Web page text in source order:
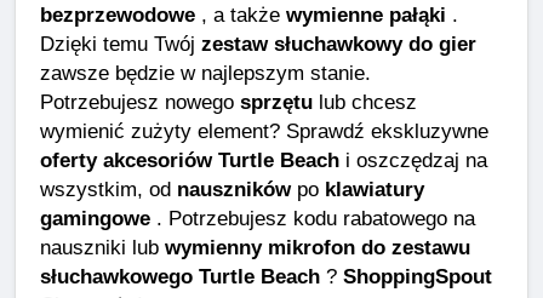
bezprzewodowe , a także wymienne pałąki .
Dzięki temu Twój zestaw słuchawkowy do gier
zawsze będzie w najlepszym stanie.
Potrzebujesz nowego sprzętu lub chcesz
wymienić zużyty element? Sprawdź ekskluzywne
oferty akcesoriów Turtle Beach i oszczędzaj na
wszystkim, od nausznikówpo klawiatury
gamingowe . Potrzebujesz kodu rabatowego na
nauszniki lub wymienny mikrofon do zestawu
słuchawkowego Turtle Beach ? ShoppingSpout